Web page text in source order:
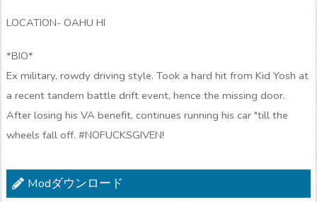
LOCATION- OAHU HI
*BIO*
Ex military, rowdy driving style. Took a hard hit from Kid Yosh at
a recent tandem battle drift event, hence the missing door.
After losing his VA benefit, continues running his car "till the
wheels fall off. #NOFUCKSGIVEN!
Modダウンロード